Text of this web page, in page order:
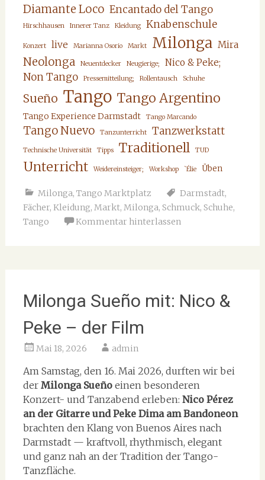
Diamante Loco Encantado del Tango
Hirschhausen Innerer Tanz Kleidung Knabenschule
Konzert live Marianna Osorio Markt Milonga Mira
Neolonga Neuentdecker Neugierige; Nico & Peke;
Non Tango Pressemitteilung; Rollentausch Schuhe
Sueño Tango Tango Argentino
Tango Experience Darmstadt Tango Marcando
Tango Nuevo Tanzunterricht Tanzwerkstatt
Technische Universität Tipps Traditionell TUD
Unterricht Weidereinsteiger; Workshop `Élie Üben
Milonga, Tango Marktplatz Darmstadt,
Fächer, Kleidung, Markt, Milonga, Schmuck, Schuhe,
Tango
Kommentar hinterlassen
Milonga Sueño mit: Nico &
Peke – der Film
Mai 18, 2026 admin
Am Samstag, den 16. Mai 2026, durften wir bei
der Milonga Sueñoeinen besonderen
Konzert- und Tanzabend erleben: Nico Pérez
an der Gitarre und Peke Dima am Bandoneon
brachten den Klang von Buenos Aires nach
Darmstadt — kraftvoll, rhythmisch, elegant
und ganz nah an der Tradition der Tango-
Tanzfläche.